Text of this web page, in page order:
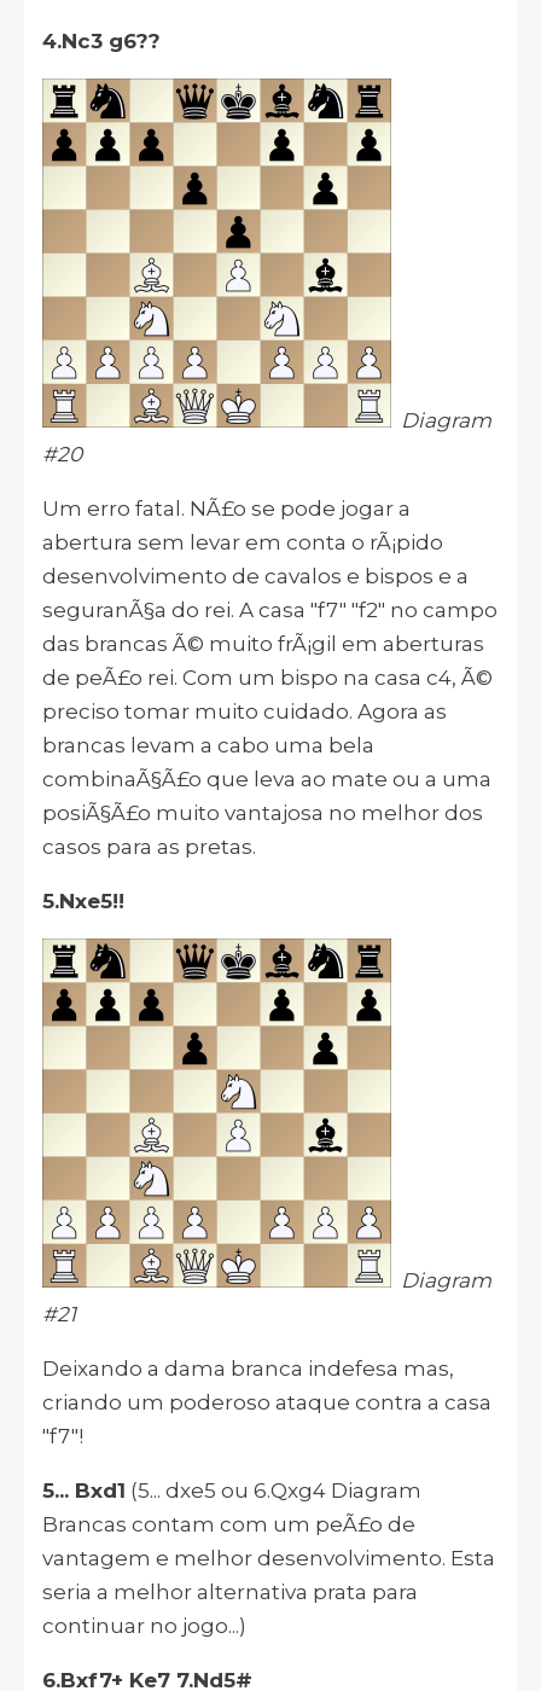
4.Nc3 g6??
Diagram
#20
Um erro fatal. NÃ£o se pode jogar a
abertura sem levar em conta o rÃ¡pido
desenvolvimento de cavalos e bispos e a
seguranÃ§a do rei. A casa "f7" "f2" no campo
das brancas Ã© muito frÃ¡gil em aberturas
de peÃ£o rei. Com um bispo na casa c4, Ã©
preciso tomar muito cuidado. Agora as
brancas levam a cabo uma bela
combinaÃ§Ã£o que leva ao mate ou a uma
posiÃ§Ã£o muito vantajosa no melhor dos
casos para as pretas.
5.Nxe5!!
Diagram
#21
Deixando a dama branca indefesa mas,
criando um poderoso ataque contra a casa
"f7"!
5... Bxd1 (5... dxe5 ou 6.Qxg4 Diagram
Brancas contam com um peÃ£o de
vantagem e melhor desenvolvimento. Esta
seria a melhor alternativa prata para
continuar no jogo...)
6.Bxf7+ Ke7 7.Nd5#